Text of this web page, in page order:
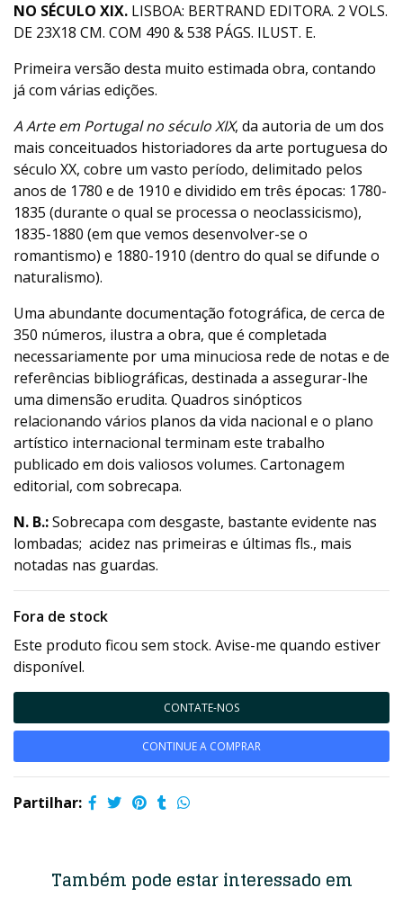
NO SÉCULO XIX. LISBOA: BERTRAND EDITORA. 2 VOLS.
DE 23X18 CM. COM 490 & 538 PÁGS. ILUST. E.
Primeira versão desta muito estimada obra, contando
já com várias edições.
A Arte em Portugal no século XIX, da autoria de um dos
mais conceituados historiadores da arte portuguesa do
século XX, cobre um vasto período, delimitado pelos
anos de 1780 e de 1910 e dividido em três épocas: 1780-
1835 (durante o qual se processa o neoclassicismo),
1835-1880 (em que vemos desenvolver-se o
romantismo) e 1880-1910 (dentro do qual se difunde o
naturalismo).
Uma abundante documentação fotográfica, de cerca de
350 números, ilustra a obra, que é completada
necessariamente por uma minuciosa rede de notas e de
referências bibliográficas, destinada a assegurar-lhe
uma dimensão erudita. Quadros sinópticos
relacionando vários planos da vida nacional e o plano
artístico internacional terminam este trabalho
publicado em dois valiosos volumes. Cartonagem
editorial, com sobrecapa.
N. B.:Sobrecapa com desgaste, bastante evidente nas
lombadas; acidez nas primeiras e últimas fls., mais
notadas nas guardas.
Fora de stock
Este produto ficou sem stock. Avise-me quando estiver
disponível.
CONTATE-NOS
CONTINUE A COMPRAR
Partilhar:
Também pode estar interessado em